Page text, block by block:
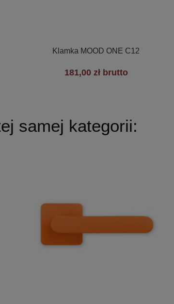
Szybki podgląd
Klamka MOOD ONE C12
181,00 zł brutto
samej kategorii: